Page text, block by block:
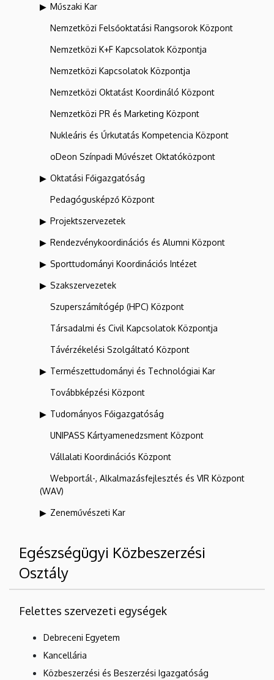
Műszaki Kar
Nemzetközi Felsőoktatási Rangsorok Központ
Nemzetközi K+F Kapcsolatok Központja
Nemzetközi Kapcsolatok Központja
Nemzetközi Oktatást Koordináló Központ
Nemzetközi PR és Marketing Központ
Nukleáris és Űrkutatás Kompetencia Központ
oDeon Színpadi Művészet Oktatóközpont
Oktatási Főigazgatóság
Pedagógusképző Központ
Projektszervezetek
Rendezvénykoordinációs és Alumni Központ
Sporttudományi Koordinációs Intézet
Szakszervezetek
Szuperszámítógép (HPC) Központ
Társadalmi és Civil Kapcsolatok Központja
Távérzékelési Szolgáltató Központ
Természettudományi és Technológiai Kar
Továbbképzési Központ
Tudományos Főigazgatóság
UNIPASS Kártyamenedzsment Központ
Vállalati Koordinációs Központ
Webportál-, Alkalmazásfejlesztés és VIR Központ
(WAV)
Zeneművészeti Kar
Egészségügyi Közbeszerzési
Osztály
Felettes szervezeti egységek
Debreceni Egyetem
Kancellária
Közbeszerzési és Beszerzési Igazgatóság